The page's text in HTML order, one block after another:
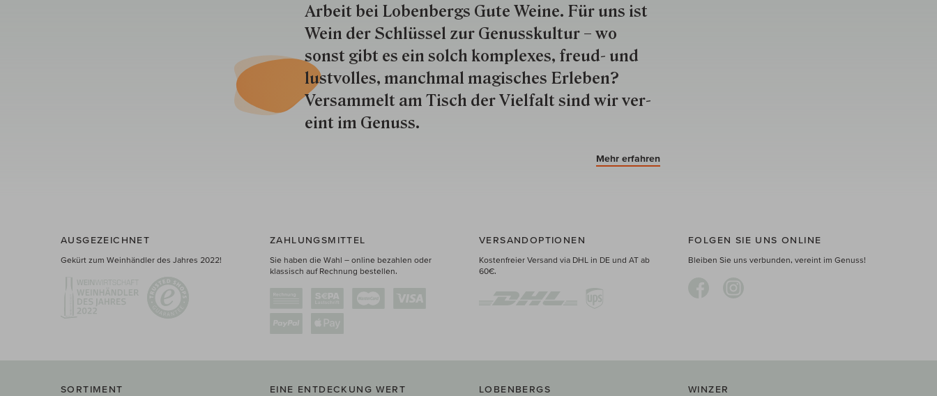
Arbeit bei Lobenbergs Gute Weine. Für uns ist
Wein der Schlüs­sel zur Genuss­kultur – wo
sonst gibt es ein solch kom­plexes, freud- und
lustvolles, manchmal ma­gisch­es Er­le­ben?
Versammelt am Tisch der Vielfalt sind wir ver­
eint im Genuss.
Mehr erfahren
AUSGEZEICHNET
Gekürt zum Weinhändler des Jahres 2022!
ZAHLUNGSMITTEL
Sie haben die Wahl – online bezahlen oder
klassisch auf Rechnung bestellen.
VERSANDOPTIONEN
Kostenfreier Versand via DHL in DE und AT ab
60€.
FOLGEN SIE UNS ONLINE
Bleiben Sie uns verbunden, vereint im Genuss!
SORTIMENT EINE ENTDECKUNG WERT LOBENBERGS WINZER